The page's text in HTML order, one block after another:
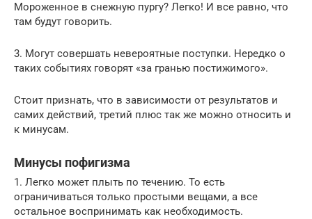
Мороженное в снежную пургу? Легко! И все равно, что
там будут говорить.
3. Могут совершать невероятные поступки. Нередко о
таких событиях говорят «за гранью постижимого».
Стоит признать, что в зависимости от результатов и
самих действий, третий плюс так же можно относить и
к минусам.
Минусы пофигизма
1. Легко может плыть по течению. То есть
ограничиваться только простыми вещами, а все
остальное воспринимать как необходимость.